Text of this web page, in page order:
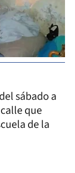
sábado a
que
de la